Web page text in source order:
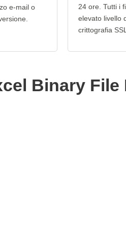
e-mail o
24 ore. Tutti i
elevato livello
crittografia SSL.
Binary File